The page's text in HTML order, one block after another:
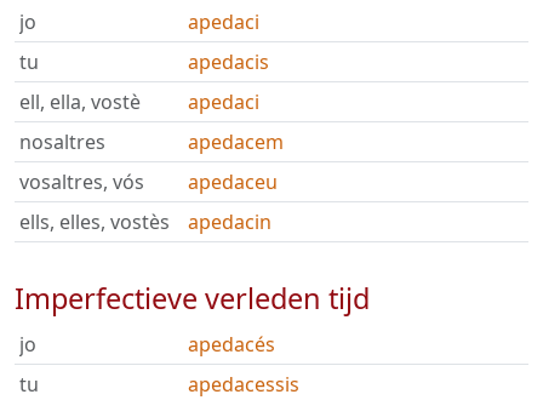
jo
apedaci
tu
apedacis
ell, ella, vostè
apedaci
nosaltres
apedacem
vosaltres, vós
apedaceu
ells, elles, vostès
apedacin
Imperfectieve verleden tijd
jo
apedacés
tu
apedacessis